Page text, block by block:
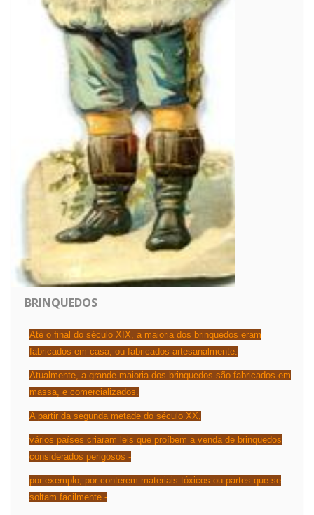
BRINQUEDOS
Até o final do século XIX, a maioria dos brinquedos eram
fabricados em casa, ou fabricados artesanalmente.
Atualmente, a grande maioria dos brinquedos são fabricados em
massa, e comercializados.
A partir da segunda metade do século XX,
vários países criaram leis que proíbem a venda de brinquedos
considerados perigosos -
por exemplo, por conterem materiais tóxicos ou partes que se
soltam facilmente -